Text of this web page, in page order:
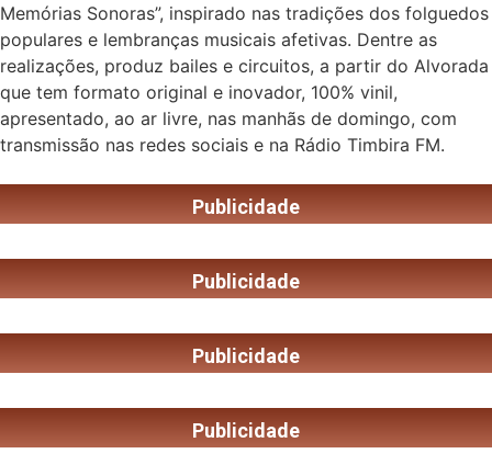
Memórias Sonoras”, inspirado nas tradições dos folguedos
populares e lembranças musicais afetivas. Dentre as
realizações, produz bailes e circuitos, a partir do Alvorada
que tem formato original e inovador, 100% vinil,
apresentado, ao ar livre, nas manhãs de domingo, com
transmissão nas redes sociais e na Rádio Timbira FM.
Publicidade
Publicidade
Publicidade
Publicidade